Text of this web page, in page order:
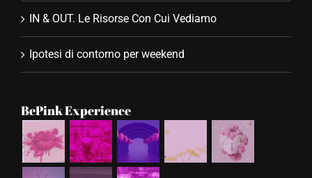
IN & OUT. Le Risorse Con Cui Vediamo
Ipotesi di contorno per weekend
BePink Experience